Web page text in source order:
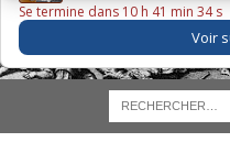
Se termine dans 10 h 41 min 34 s
Voir